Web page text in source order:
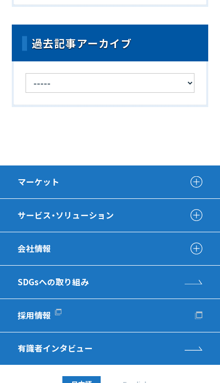
過去記事アーカイブ
マーケット
サービス・ソリューション
会社情報
SDGsへの取り組み
採用情報
有識者インタビュー